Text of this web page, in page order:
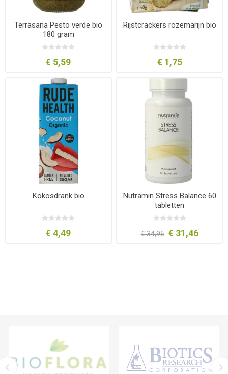
Terrasana Pesto verde bio
180 gram
€ 5,59
Rijstcrackers rozemarijn bio
€ 1,75
Kokosdrank bio
€ 4,49
Nutramin Stress Balance 60
tabletten
€ 34,95 € 31,46